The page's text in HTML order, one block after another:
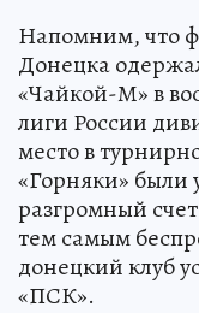
Напомним, что
Донецка
«Чайкой-М» в
лиги России
место в
«Горняки» были
разгромный
тем самым
донецкий клуб
«ПСК».